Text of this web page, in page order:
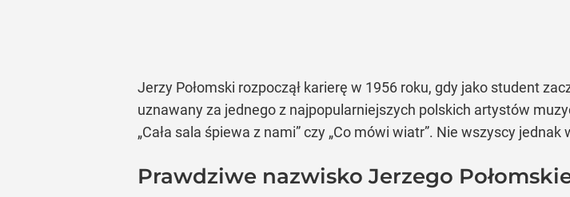
Jerzy Połomski rozpoczął karierę w 1956 roku, gdy jako student
uznawany za jednego z najpopularniejszych polskich artystów
„Cała sala śpiewa z nami” czy „Co mówi wiatr”. Nie wszyscy
Prawdziwe nazwisko Jerzego